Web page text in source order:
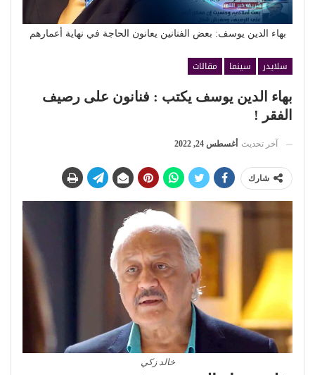
بهاء الدين يوسف: بعض الفنانين يعانون الحاجة في نهاية أعمارهم
سلايدر سينما
مقالات
بهاء الدين يوسف يكتب : فنانون على رصيف
الفقر !
آخر تحديث أغسطس 24, 2022
شارك
خالد زكي